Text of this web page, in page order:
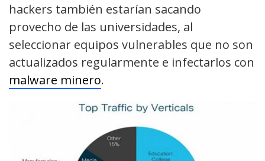
hackers también estarían sacando
provecho de las universidades, al
seleccionar equipos vulnerables que no son
actualizados regularmente e infectarlos con
malware minero.